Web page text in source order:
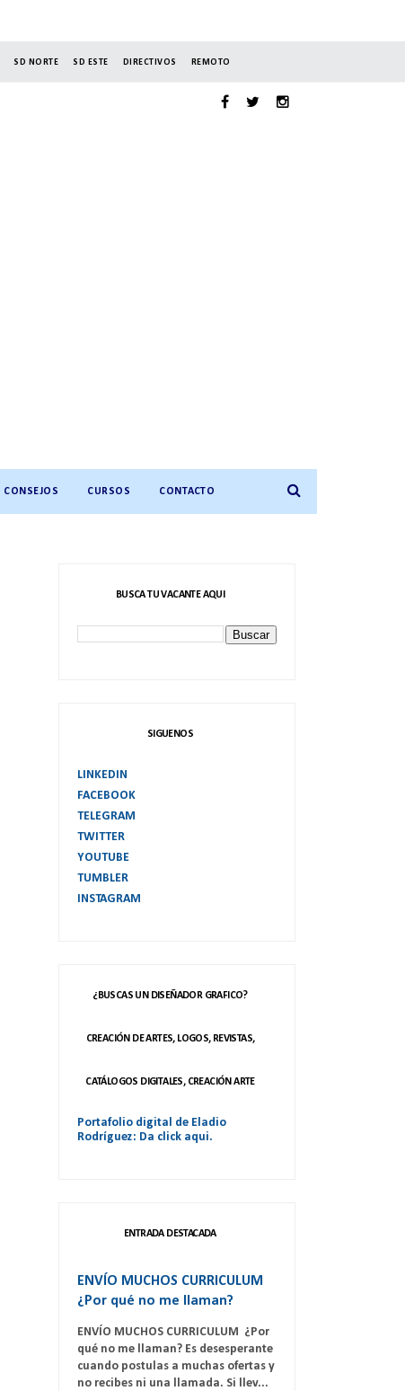
SD NORTE SD ESTE DIRECTIVOS REMOTO
CONSEJOS CURSOS CONTACTO
BUSCA TU VACANTE AQUI
SIGUENOS
LINKEDIN
FACEBOOK
TELEGRAM
TWITTER
YOUTUBE
TUMBLER
INSTAGRAM
¿BUSCAS UN DISEÑADOR GRAFICO?
CREACIÓN DE ARTES, LOGOS, REVISTAS,
CATÁLOGOS DIGITALES, CREACIÓN ARTE
Portafolio digital de Eladio
Rodríguez: Da click aqui.
ENTRADA DESTACADA
ENVÍO MUCHOS CURRICULUM
¿Por qué no me llaman?
ENVÍO MUCHOS CURRICULUM ¿Por
qué no me llaman? Es desesperante
cuando postulas a muchas ofertas y
no recibes ni una llamada. Si llev...